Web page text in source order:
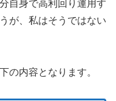
自身で高利回り運用す
が、私はそうではない
の内容となります。